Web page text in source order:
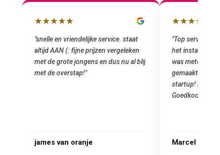
"snelle en vriendelijke service. staat
altijd AAN (: fijne prijzen vergeleken
met de grote jongens en dus nu al blij
met de overstap!"
james van oranje
"Top service. Ik
het installeren
was meteen
gemaakt. Top
startup! Zeker
Goedkoop en
Marcel Thijs